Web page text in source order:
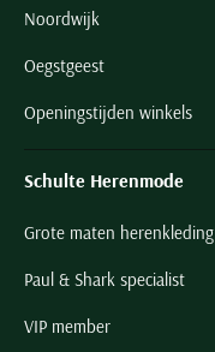
Noordwijk
Oegstgeest
Openingstijden winkels
Schulte Herenmode
Grote maten herenkleding
Paul & Shark specialist
VIP member